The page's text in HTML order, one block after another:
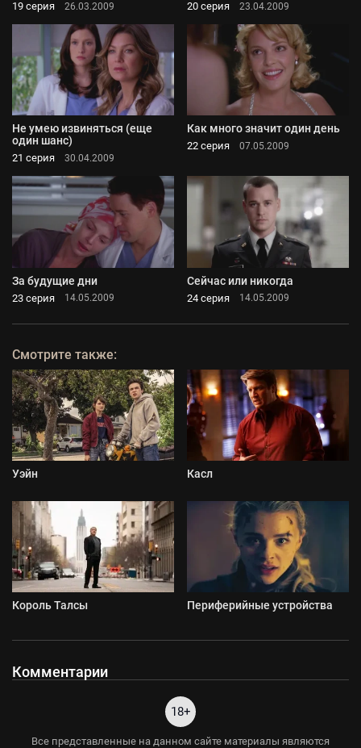
19 серия 26.03.2009 20 серия 23.04.2009
Не умею извиняться (еще
один шанс)
21 серия 30.04.2009
Как много значит один день
22 серия 07.05.2009
За будущие дни
23 серия 14.05.2009
Сейчас или никогда
24 серия 14.05.2009
Смотрите также:
Уэйн Касл
Король Талсы Периферийные устройства
Комментарии
18+
Все представленные на данном сайте материалы являются